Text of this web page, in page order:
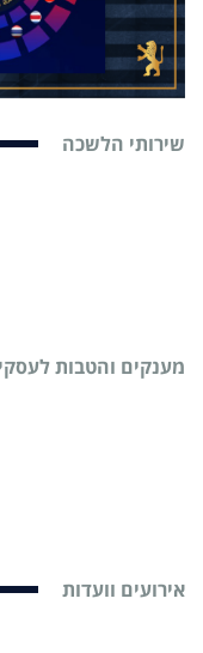
שירותי הלשכה
מענקים והטבות
אירועים וועדות